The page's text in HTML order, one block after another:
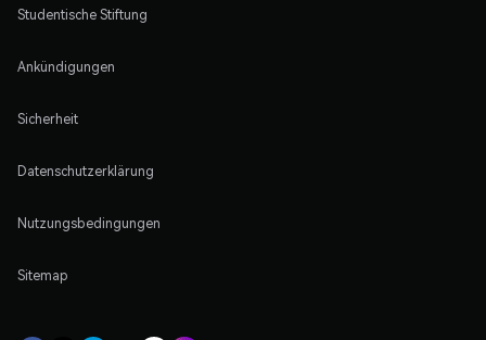
Studentische Stiftung
Ankündigungen
Sicherheit
Datenschutzerklärung
Nutzungsbedingungen
Sitemap